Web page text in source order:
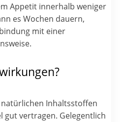
Appetit innerhalb weniger
es Wochen dauern,
mit einer
Inhaltsstoffen
gut vertragen. Gelegentlich